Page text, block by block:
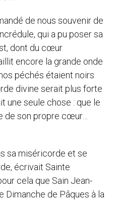
de nous souvenir de
qui a pu poser sa
dont du cœur
encore la grande onde
péchés étaient noirs
divine serait plus forte
une seule chose : que le
de son propre cœur…
sa miséricorde et se
écrivait Sainte
cela que Sain Jean-
Dimanche de Pâques à la